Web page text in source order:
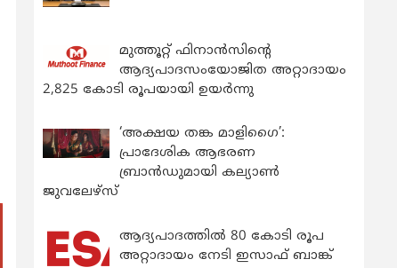
മുത്തൂറ്റ് ഫിനാൻസിന്റെ
ആദ്യപാദസംയോജിത അറ്റാദായം
2,825 കോടി രൂപയായി ഉയർന്നു
‘അക്ഷയ തങ്ക മാളിഗൈ’:
പ്രാദേശിക ആഭരണ
ബ്രാന്‍ഡുമായി കല്യാണ്‍
ജുവലേഴ്‌സ്
ആദ്യപാദത്തിൽ 80 കോടി രൂപ
അറ്റാദായം നേടി ഇസാഫ് ബാങ്ക്